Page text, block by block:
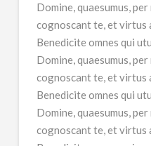
Domine, quaesumus,
cognoscant te, et virtus
Benedicite omnes qui
Domine, quaesumus,
cognoscant te, et virtus
Benedicite omnes qui
Domine, quaesumus,
cognoscant te, et virtus